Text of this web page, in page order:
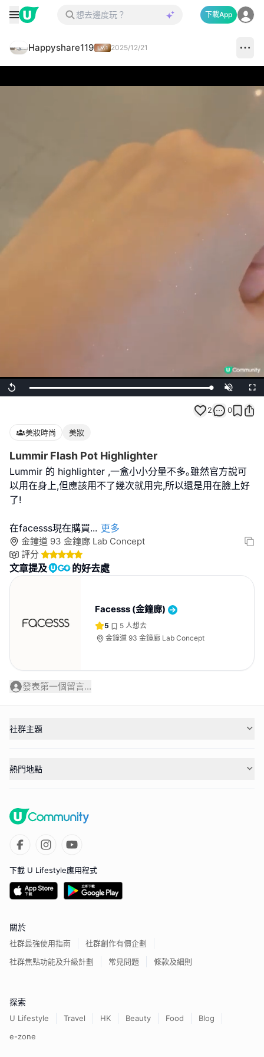
下載App
Happyshare119 2025/12/21
Replay Loaded:
100.00%
Unmute
2 0
美妝時尚 美妝
Lummir Flash Pot Highlighter
Lummir 的 highlighter ,一盒小小分量不多｡雖然官方說可
以用在身上,但應該用不了幾次就用完,所以還是用在臉上好
了!
在facesss現在購買... 更多
金鐘道 93 金鐘廊 Lab Concept
評分
文章提及 的好去處
Facesss (金鐘廊)
5 5 人想去
金鐘道 93 金鐘廊 Lab Concept
發表第一個留言...
社群主題
熱門地點
下載 U Lifestyle應用程式
關於
社群最強使用指南
社群創作有價企劃
社群焦點功能及升級計劃
常見問題 條款及細則
探索
U Lifestyle Travel HK Beauty Food
Blog
e-zone